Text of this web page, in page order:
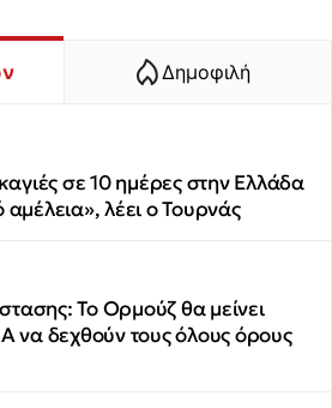
Δημοφιλή
σε 10 ημέρες στην Ελλάδα
λέει ο Τουρνάς
Το Ορμούζ θα μείνει
να δεχθούν τους όλους όρους